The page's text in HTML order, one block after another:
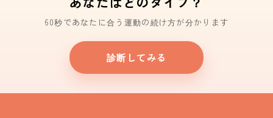
60秒であなたに合う運動の続け方が分かります
診断してみる